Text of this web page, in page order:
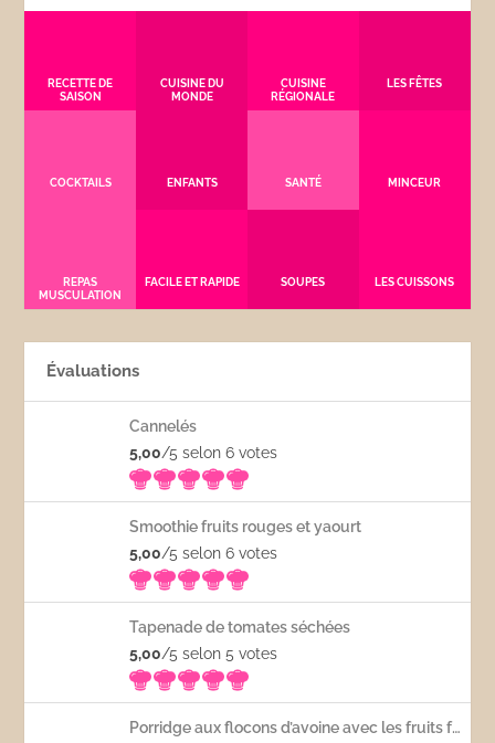
RECETTE DE
SAISON
CUISINE DU
MONDE
CUISINE
RÉGIONALE
LES FÊTES
COCKTAILS ENFANTS SANTÉ MINCEUR
REPAS
MUSCULATION
FACILE ET RAPIDE SOUPES LES CUISSONS
Évaluations
Cannelés
5,00/5 selon 6votes
Smoothie fruits rouges et yaourt
5,00/5 selon 6votes
Tapenade de tomates séchées
5,00/5 selon 5votes
Porridge aux flocons d’avoine avec les fruits frais